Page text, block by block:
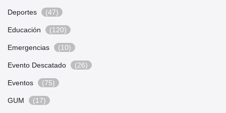
Deportes (47)
Educación (120)
Emergencias (10)
Evento Descatado (26)
Eventos (75)
GUM (17)